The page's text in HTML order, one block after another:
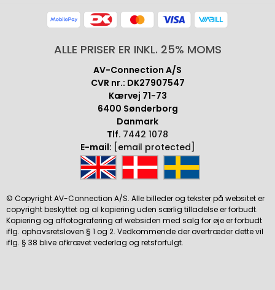
ALLE PRISER ER INKL. 25% MOMS
AV-Connection A/S
CVR nr.: DK27907547
Kærvej 71-73
6400 Sønderborg
Danmark
Tlf. 7442 1078
E-mail: [email protected]
© Copyright AV-Connection A/S. Alle billeder og tekster på websitet er
copyright beskyttet og al kopiering uden særlig tilladelse er forbudt.
Kopiering og affotografering af websiden med salg for øje er forbudt
iflg. ophavsretsloven § 1 og 2. Vedkommende der overtræder dette vil
iflg. § 38 blive afkrævet vederlag og retsforfulgt.